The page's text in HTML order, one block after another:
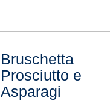
Bruschetta
Prosciutto e
Asparagi